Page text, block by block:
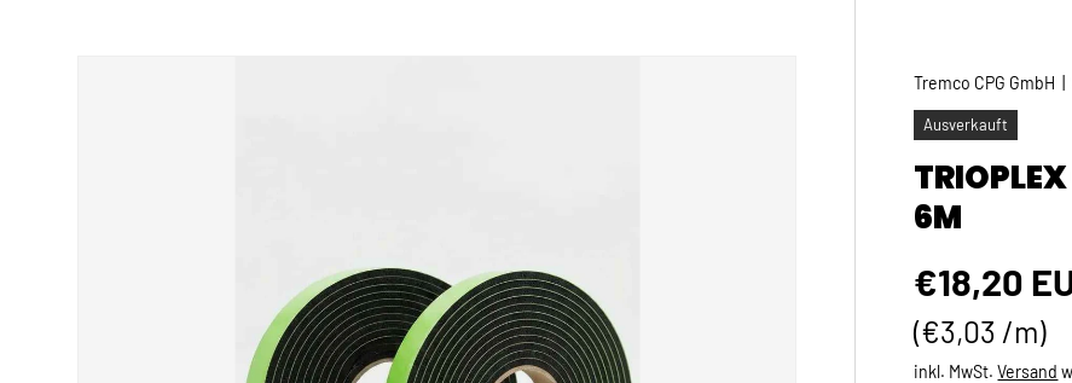
Tremco CPG GmbH |
Ausverkauft
6M
Normaler
€18,20
Grundpreis
€3,03 /m
inkl. MwSt.Versand